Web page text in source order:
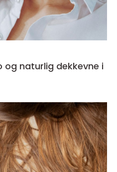
og naturlig dekkevne i